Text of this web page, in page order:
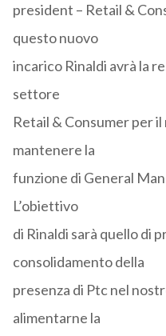
president – Retail &
questo nuovo
incarico Rinaldi avrà la
settore
Retail & Consumer per
mantenere la
funzione di General
L’obiettivo
di Rinaldi sarà quello di
consolidamento della
presenza di Ptc nel
alimentarne la